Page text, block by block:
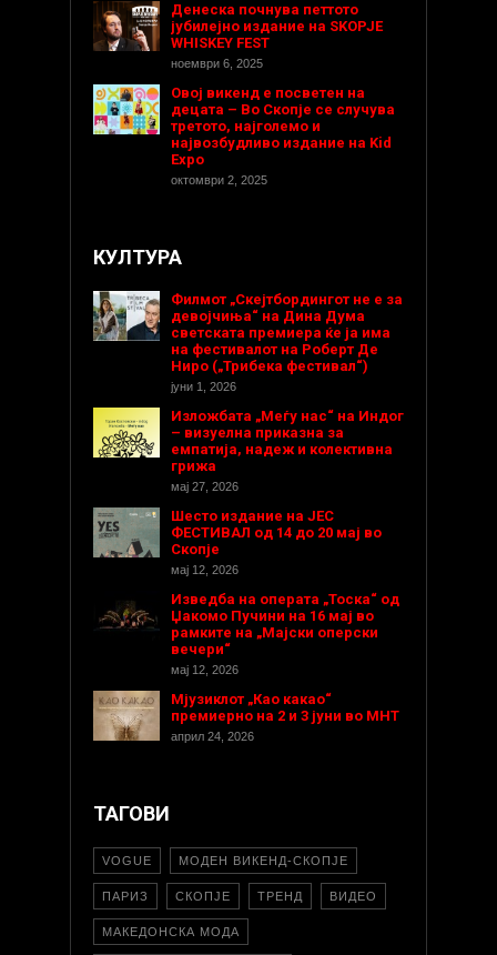
Денеска почнува петтото
јубилејно издание на SKOPJE
WHISKEY FEST
ноември 6, 2025
Овој викенд е посветен на
децата – Во Скопје се случува
третото, најголемо и
највозбудливо издание на Kid
Expo
октомври 2, 2025
КУЛТУРА
Филмот „Скејтбордингот не е за
девојчиња“ на Дина Дума
светската премиера ќе ја има
на фестивалот на Роберт Де
Ниро („Трибека фестивал“)
јуни 1, 2026
Изложбата „Меѓу нас“ на Индог
– визуелна приказна за
емпатија, надеж и колективна
грижа
мај 27, 2026
Шесто издание на ЈЕС
ФЕСТИВАЛ од 14 до 20 мај во
Скопје
мај 12, 2026
Изведба на операта „Тоска“ од
Џакомо Пучини на 16 мај во
рамките на „Мајски оперски
вечери“
мај 12, 2026
Мјузиклот „Као какао“
премиерно на 2 и 3 јуни во МНТ
април 24, 2026
ТАГОВИ
VOGUE МОДЕН ВИКЕНД-СКОПЈЕ
ПАРИЗ СКОПЈЕ ТРЕНД ВИДЕО
МАКЕДОНСКА МОДА